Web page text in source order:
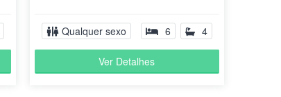
Histórico,...
Qualquer sexo 6 4
Ver Detalhes